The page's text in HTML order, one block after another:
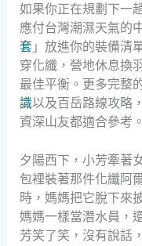
如果你正在規劃下一
應付台灣潮濕天氣的
套」放進你的裝備清
穿化纖，營地休息換
最佳平衡。更多完整
識以及百岳路線攻略
資深山友都適合參考。
夕陽西下，小芳牽著
包裡裝著那件化纖阿
時，媽媽把它脫下來
媽媽一樣當潛水員，
芳笑了笑，沒有說話